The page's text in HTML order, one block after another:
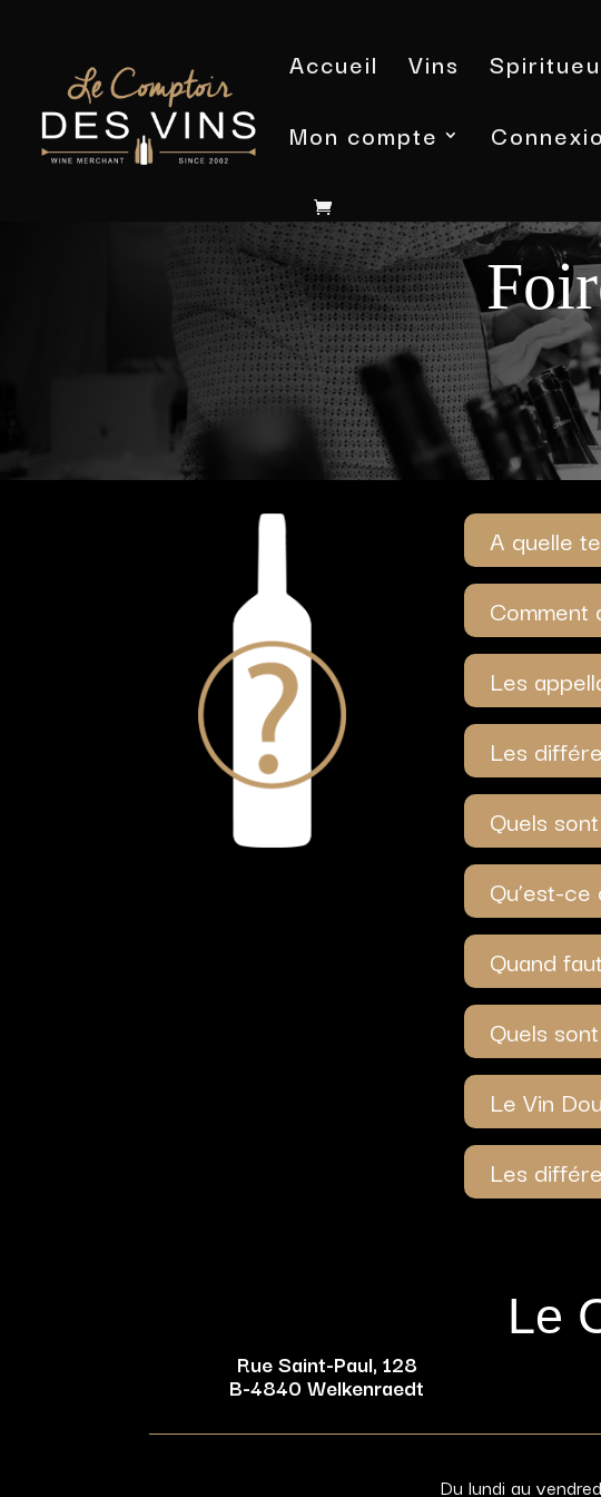
Accueil Vins
Mon compte
A quelle
Comment
Les
Les
Quels
Qu’est-ce
Quand
Quels
Le Vin
Les
Le
Rue Saint-Paul, 128
B-4840 Welkenraedt
Du lundi au